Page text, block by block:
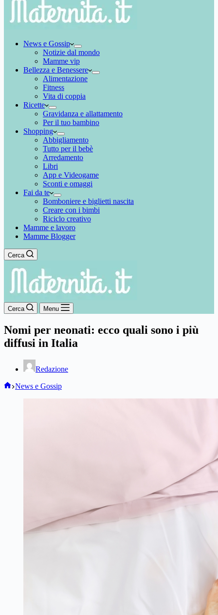
News e Gossip
Notizie dal mondo
Mamme vip
Bellezza e Benessere
Alimentazione
Fitness
Vita di coppia
Ricette
Gravidanza e allattamento
Per il tuo bambino
Shopping
Abbigliamento
Tutto per il bebè
Arredamento
Libri
App e Videogame
Sconti e omaggi
Fai da te
Bomboniere e biglietti nascita
Creare con i bimbi
Riciclo creativo
Mamme e lavoro
Mamme Blogger
Cerca
Cerca Menu
Nomi per neonati: ecco quali sono i più
diffusi in Italia
Redazione
Home
News e Gossip